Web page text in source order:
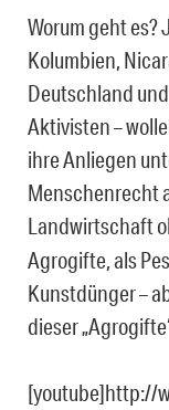
Worum geht es?
Kolumbien,
Deutschland
Aktivisten –
ihre Anliegen
Menschenrecht
Landwirtschaft
Agrogifte, als
Kunstdünger –
dieser
[youtube]http://